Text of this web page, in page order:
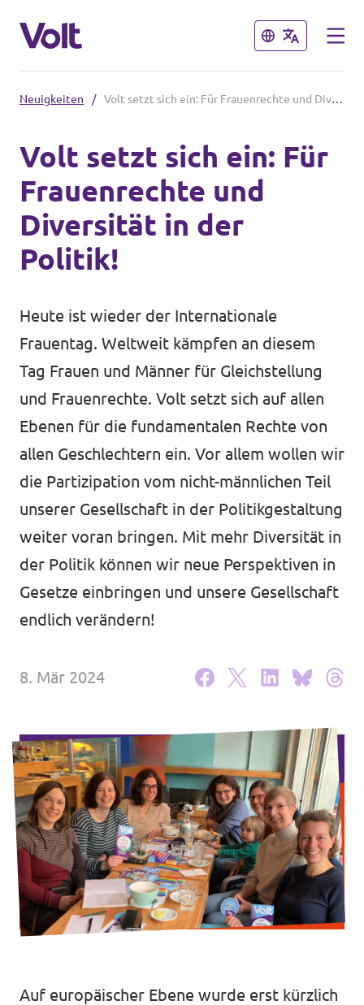
Schließen
Website von Volt NRW
Volt vor Ort in NRW
Volt in Deutschland
Volt in deinem Bundesland
Volt Deutschland Merchandise Shop
Schließen
Programm
Über Volt
Neuigkeiten
Unsere Events
Kontakt zu Volt Bonn
Mach mit bei Volt Bonn
Deine Spende für Volt
Werde Mitglied von Volt
Intranet von Volt Bonn
Impressum
Datenschutz
Neuigkeiten / Volt setzt sich ein: Für Frauenrechte und Diversität in der Politik!
Volt setzt sich ein: Für
Frauenrechte und
Diversität in der
Politik!
Heute ist wieder der Internationale
Frauentag. Weltweit kämpfen an diesem
Tag Frauen und Männer für Gleichstellung
und Frauenrechte. Volt setzt sich auf allen
Ebenen für die fundamentalen Rechte von
allen Geschlechtern ein. Vor allem wollen wir
die Partizipation vom nicht-männlichen Teil
unserer Gesellschaft in der Politikgestaltung
weiter voran bringen. Mit mehr Diversität in
der Politik können wir neue Perspektiven in
Gesetze einbringen und unsere Gesellschaft
endlich verändern!
8. Mär 2024
Auf europäischer Ebene wurde erst kürzlich